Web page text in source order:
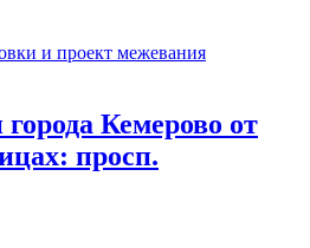
и проект межевания
Кемерово от
просп.